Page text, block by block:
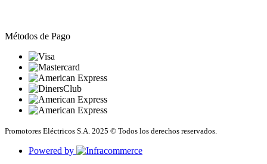
Métodos de Pago
Promotores Eléctricos S.A. 2025 © Todos los derechos reservados.
Powered by